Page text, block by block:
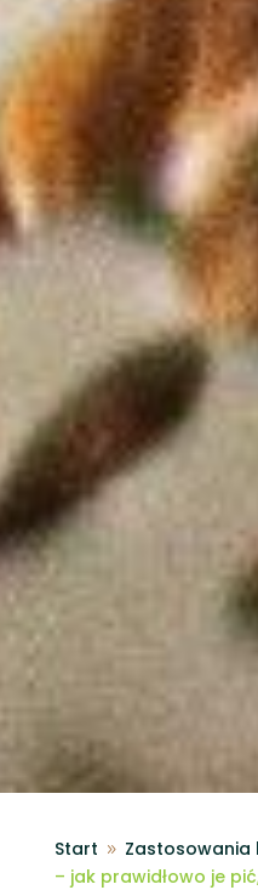
Start 9 Zastosowania
– jak prawidłowo je